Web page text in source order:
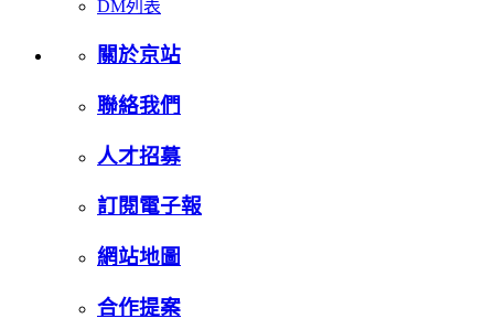
DM列表
關於京站
聯絡我們
人才招募
訂閱電子報
網站地圖
合作提案